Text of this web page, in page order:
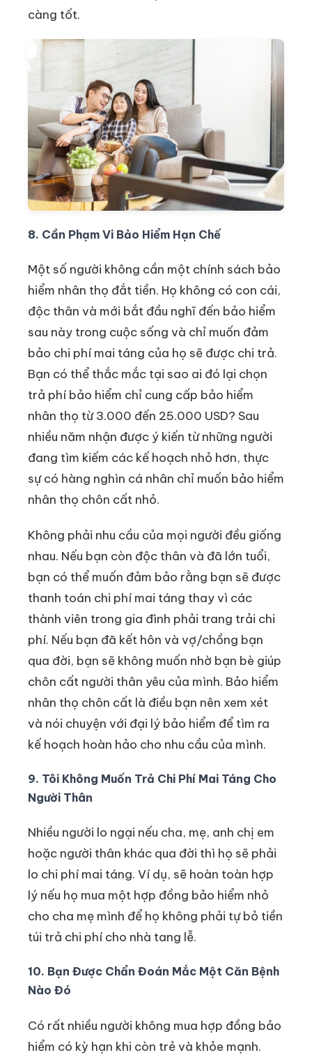
càng tốt.
8. Cần Phạm Vi Bảo Hiểm Hạn Chế
Một số người không cần một chính sách bảo
hiểm nhân thọ đắt tiền. Họ không có con cái,
độc thân và mới bắt đầu nghĩ đến bảo hiểm
sau này trong cuộc sống và chỉ muốn đảm
bảo chi phí mai táng của họ sẽ được chi trả.
Bạn có thể thắc mắc tại sao ai đó lại chọn
trả phí bảo hiểm chỉ cung cấp bảo hiểm
nhân thọ từ 3.000 đến 25.000 USD? Sau
nhiều năm nhận được ý kiến từ những người
đang tìm kiếm các kế hoạch nhỏ hơn, thực
sự có hàng nghìn cá nhân chỉ muốn bảo hiểm
nhân thọ chôn cất nhỏ.
Không phải nhu cầu của mọi người đều giống
nhau. Nếu bạn còn độc thân và đã lớn tuổi,
bạn có thể muốn đảm bảo rằng bạn sẽ được
thanh toán chi phí mai táng thay vì các
thành viên trong gia đình phải trang trải chi
phí. Nếu bạn đã kết hôn và vợ/chồng bạn
qua đời, bạn sẽ không muốn nhờ bạn bè giúp
chôn cất người thân yêu của mình. Bảo hiểm
nhân thọ chôn cất là điều bạn nên xem xét
và nói chuyện với đại lý bảo hiểm để tìm ra
kế hoạch hoàn hảo cho nhu cầu của mình.
9. Tôi Không Muốn Trả Chi Phí Mai Táng Cho
Người Thân
Nhiều người lo ngại nếu cha, mẹ, anh chị em
hoặc người thân khác qua đời thì họ sẽ phải
lo chi phí mai táng. Ví dụ, sẽ hoàn toàn hợp
lý nếu họ mua một hợp đồng bảo hiểm nhỏ
cho cha mẹ mình để họ không phải tự bỏ tiền
túi trả chi phí cho nhà tang lễ.
10. Bạn Được Chẩn Đoán Mắc Một Căn Bệnh
Nào Đó
Có rất nhiều người không mua hợp đồng bảo
hiểm có kỳ hạn khi còn trẻ và khỏe mạnh.